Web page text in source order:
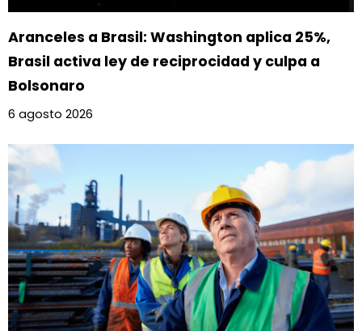
Aranceles a Brasil: Washington aplica 25%,
Brasil activa ley de reciprocidad y culpa a
Bolsonaro
6 agosto 2026